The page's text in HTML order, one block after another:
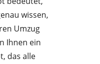
wissen,
Umzug
Ihnen ein
das alle